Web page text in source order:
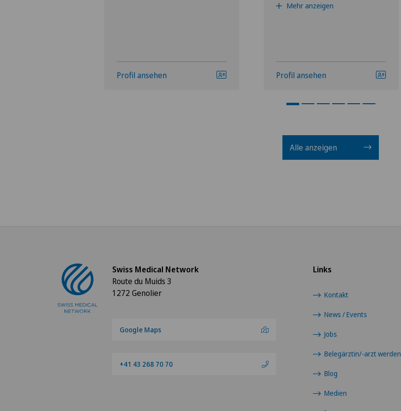
Profil ansehen
Mehr anzeigen
Profil ansehen
Alle anzeigen
Links
Kontakt
News / Events
Jobs
Belegärztin/-arzt werden
Blog
Medien
Swiss Medical Network
Route du Muids 3
1272 Genolier
Google Maps
+41 43 268 70 70